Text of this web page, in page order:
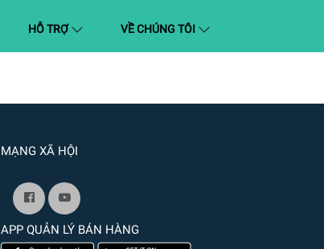
HỖ TRỢ VỀ CHÚNG TÔI
MẠNG XÃ HỘI
APP QUẢN LÝ BÁN HÀNG